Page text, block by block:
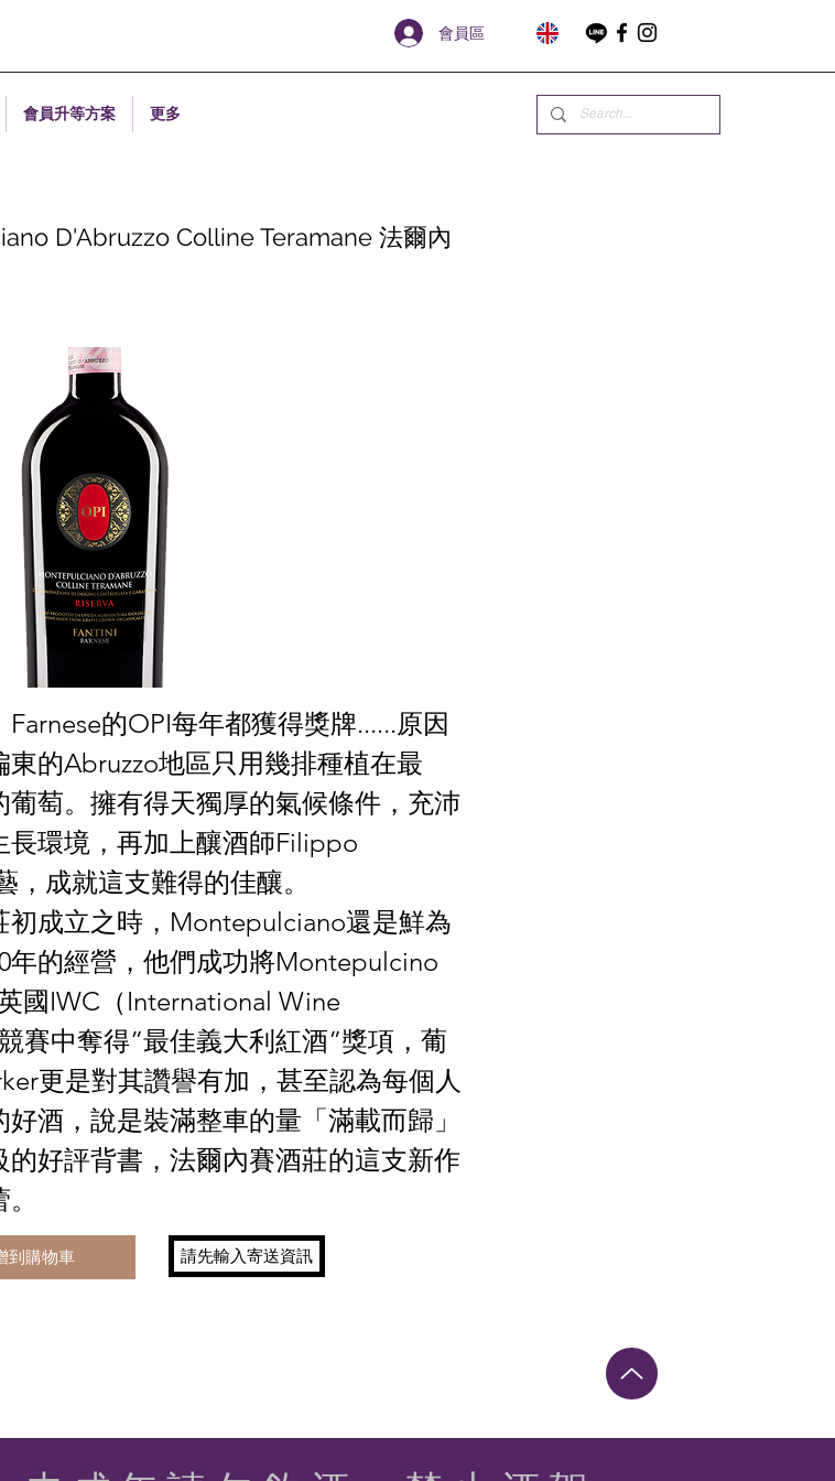
會員區
會員升等方案 更多
D'Abruzzo Colline Teramane 法爾內
的OPI每年都獲得獎牌......原因
的Abruzzo地區只用幾排種植在最
萄。擁有得天獨厚的氣候條件，充沛
長環境，再加上釀酒師Filippo
，成就這支難得的佳釀。
初成立之時，Montepulciano還是鮮為
年的經營，他們成功將Montepulcino
國IWC（International Wine
賽中奪得”最佳義大利紅酒”獎項，葡
更是對其讚譽有加，甚至認為每個人
酒，說是裝滿整車的量「滿載而歸」
好評背書，法爾內賽酒莊的這支新作
到購物車 請先輸入寄送資訊